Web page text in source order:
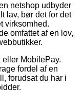
netshop udbyder
lav, bør det for det
virksomhed.
omfattet af en lov,
MobilePay.
fordel af en
forudsat du har i